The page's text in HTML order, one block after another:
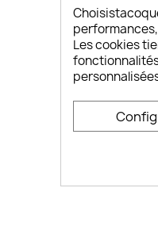
FAQ
Les cookies